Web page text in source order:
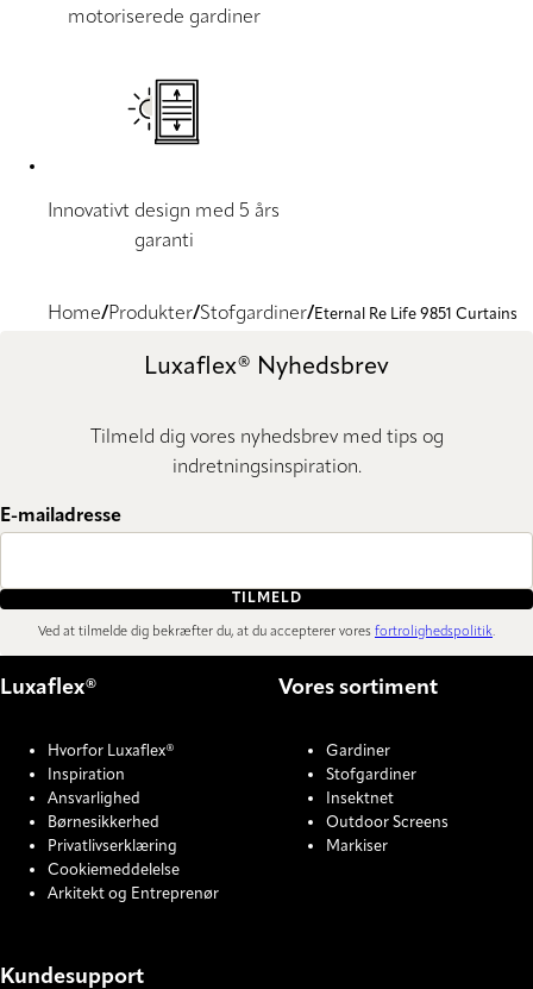
motoriserede gardiner
Innovativt design med 5 års
garanti
Home Produkter Stofgardiner Eternal Re Life 9851 Curtains
Luxaflex® Nyhedsbrev
Tilmeld dig vores nyhedsbrev med tips og
indretningsinspiration.
E-mailadresse
TILMELD
Ved at tilmelde dig bekræfter du, at du accepterer vores fortrolighedspolitik.
Luxaflex®
Hvorfor Luxaflex®
Inspiration
Ansvarlighed
Børnesikkerhed
Privatlivserklæring
Cookiemeddelelse
Arkitekt og Entreprenør
Vores sortiment
Gardiner
Stofgardiner
Insektnet
Outdoor Screens
Markiser
Kundesupport